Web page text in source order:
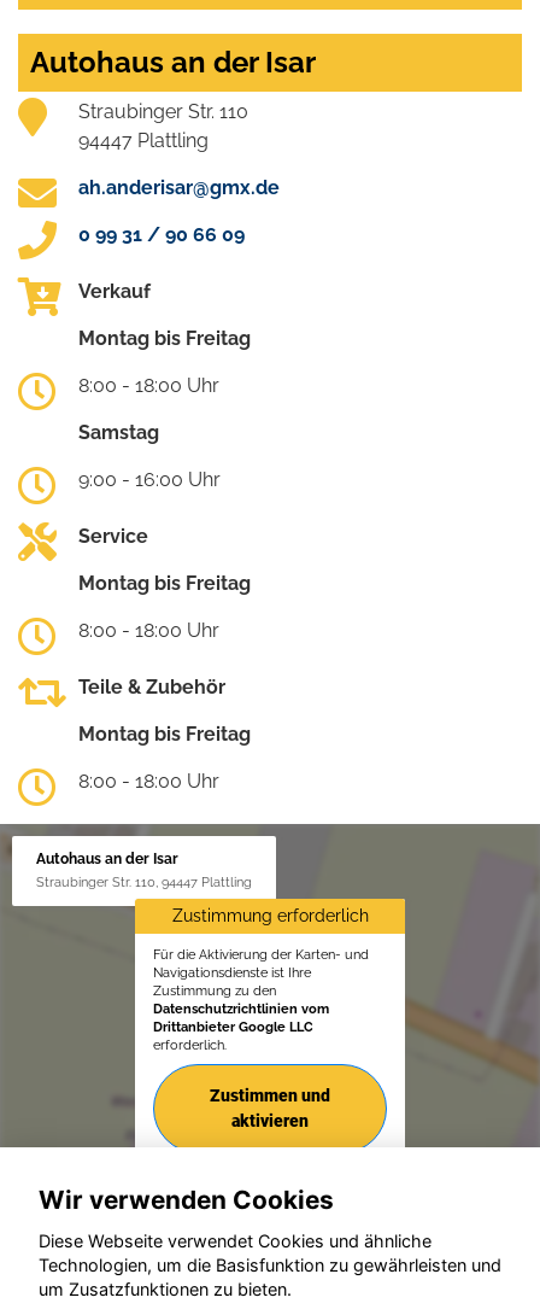
Autohaus an der Isar
Straubinger Str. 110
94447 Plattling
ah.anderisar@gmx.de
0 99 31 / 90 66 09
Verkauf
Montag bis Freitag
8:00 - 18:00 Uhr
Samstag
9:00 - 16:00 Uhr
Service
Montag bis Freitag
8:00 - 18:00 Uhr
Teile & Zubehör
Montag bis Freitag
8:00 - 18:00 Uhr
Autohaus an der Isar
Straubinger Str. 110, 94447 Plattling
Zustimmung erforderlich
Für die Aktivierung der Karten- und
Navigationsdienste ist Ihre
Zustimmung zu den
Datenschutzrichtlinien vom
Drittanbieter Google LLC
erforderlich.
Zustimmen und
aktivieren
© konjunkturmotor.de GmbH 2020 - 2026
Wir verwenden Cookies
Diese Webseite verwendet Cookies und ähnliche
Technologien, um die Basisfunktion zu gewährleisten und
um Zusatzfunktionen zu bieten.